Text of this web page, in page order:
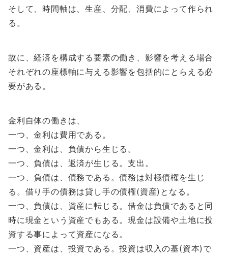
そして、時間軸は、生産、分配、消費によって作られ
る。
故に、経済を構成する要素の働き、影響を考える場合
それぞれの座標軸に与える影響を包括的にとらえる必
要がある。
金利自体の働きは、
一つ、金利は費用である。
一つ、金利は、負債から生じる。
一つ、負債は、返済が生じる。支出。
一つ、負債は、債務である。債務は対極債権を生じ
る。借り手の債務は貸し手の債権(資産)となる。
一つ、負債は、資産に転じる。借金は負債であると同
時に現金という資産でもある。現金は設備や土地に投
資する事によって資産になる。
一つ、資産は、投資である。投資は収入の基(資本)で